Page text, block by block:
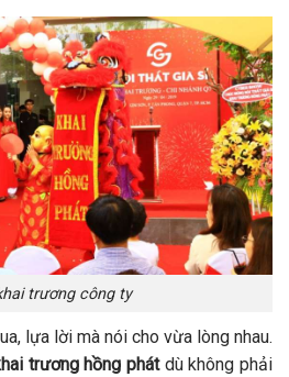
trương công ty
lựa lời mà nói cho vừa lòng nhau.
trương hồng phátdù không phải